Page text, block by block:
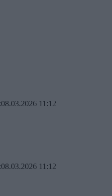
08.03.2026 11:12
08.03.2026 11:12